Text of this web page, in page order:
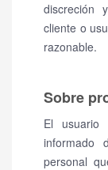
discreción
cliente o
razonable.
Sobre
El
informado
personal